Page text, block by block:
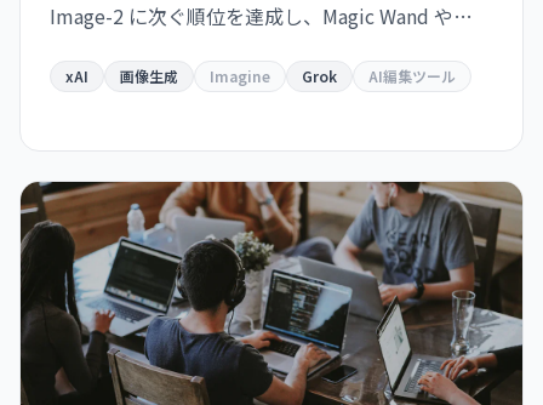
Image-2 に次ぐ順位を達成し、Magic Wand や
ている。Grok で即利用可能、API は近日提供予
xAI 画像生成 Imagine Grok AI編集ツール